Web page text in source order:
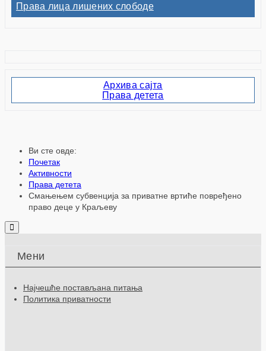
Права лица лишених слободе
Архива сајта
Права детета
Ви сте овде:
Почетак
Активности
Права детета
Смањењем субвенција за приватне вртиће повређено
право деце у Краљеву
Мени
Најчешће постављана питања
Политика приватности